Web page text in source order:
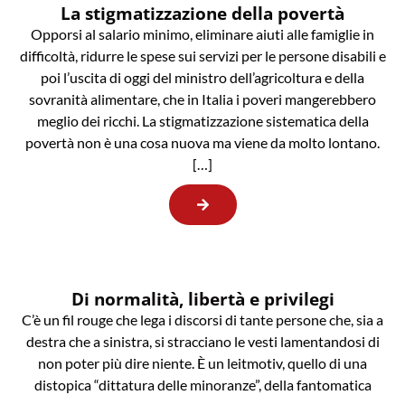
La stigmatizzazione della povertà
Opporsi al salario minimo, eliminare aiuti alle famiglie in
difficoltà, ridurre le spese sui servizi per le persone disabili e
poi l’uscita di oggi del ministro dell’agricoltura e della
sovranità alimentare, che in Italia i poveri mangerebbero
meglio dei ricchi. La stigmatizzazione sistematica della
povertà non è una cosa nuova ma viene da molto lontano.
[…]
Di normalità, libertà e privilegi
C’è un fil rouge che lega i discorsi di tante persone che, sia a
destra che a sinistra, si stracciano le vesti lamentandosi di
non poter più dire niente. È un leitmotiv, quello di una
distopica “dittatura delle minoranze”, della fantomatica